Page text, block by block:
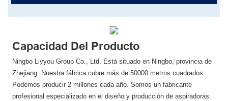
Capacidad Del Producto
Ningbo Liyyou Group Co., Ltd. Está situado en Ningbo, provincia de
Zhejiang. Nuestra fábrica cubre más de 50000 metros cuadrados.
Podemos producir 2 millones cada año. Somos un fabricante
profesional especializado en el diseño y producción de aspiradoras.